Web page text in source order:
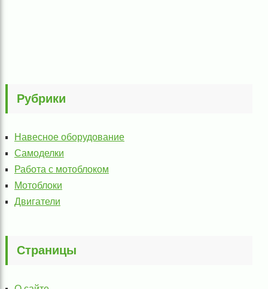
Рубрики
Навесное оборудование
Самоделки
Работа с мотоблоком
Мотоблоки
Двигатели
Страницы